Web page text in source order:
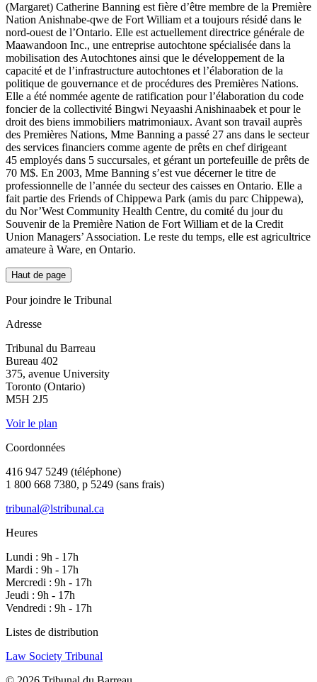
(Margaret) Catherine Banning est fière d’être membre de la Première
Nation Anishnabe-qwe de Fort William et a toujours résidé dans le
nord-ouest de l’Ontario. Elle est actuellement directrice générale de
Maawandoon Inc., une entreprise autochtone spécialisée dans la
mobilisation des Autochtones ainsi que le développement de la
capacité et de l’infrastructure autochtones et l’élaboration de la
politique de gouvernance et de procédures des Premières Nations.
Elle a été nommée agente de ratification pour l’élaboration du code
foncier de la collectivité Bingwi Neyaashi Anishinaabek et pour le
droit des biens immobiliers matrimoniaux. Avant son travail auprès
des Premières Nations, Mme Banning a passé 27 ans dans le secteur
des services financiers comme agente de prêts en chef dirigeant
45 employés dans 5 succursales, et gérant un portefeuille de prêts de
70 M$. En 2003, Mme Banning s’est vue décerner le titre de
professionnelle de l’année du secteur des caisses en Ontario. Elle a
fait partie des Friends of Chippewa Park (amis du parc Chippewa),
du Nor’West Community Health Centre, du comité du jour du
Souvenir de la Première Nation de Fort William et de la Credit
Union Managers’ Association. Le reste du temps, elle est agricultrice
amateure à Ware, en Ontario.
Haut de page
Pour joindre le Tribunal
Adresse
Tribunal du Barreau
Bureau 402
375, avenue University
Toronto (Ontario)
M5H 2J5
Voir le plan
Coordonnées
416 947 5249 (téléphone)
1 800 668 7380, p 5249 (sans frais)
tribunal@lstribunal.ca
Heures
Lundi : 9h - 17h
Mardi : 9h - 17h
Mercredi : 9h - 17h
Jeudi : 9h - 17h
Vendredi : 9h - 17h
Listes de distribution
Law Society Tribunal